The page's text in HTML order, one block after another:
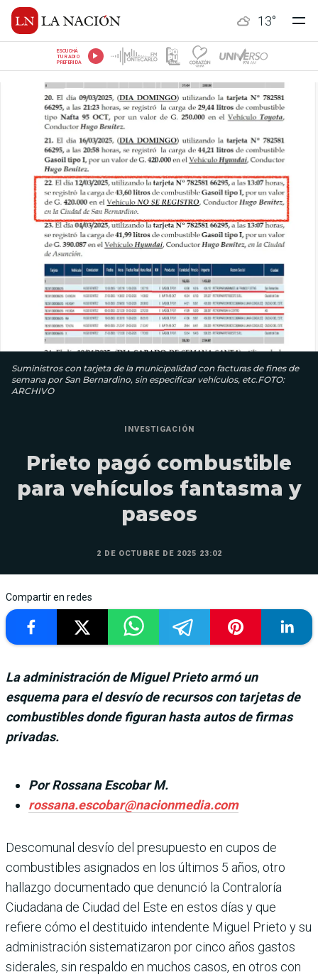
13°
ESCUCHÁ
TU RADIO
PREFERIDA
Suministros con tarjeta de la municipalidad con facturas de fines de
semana por San Bernardino, sin especificar vehículos, etc.FOTO:
ARCHIVO
INVESTIGACIÓN
Prieto pagó combustible
para vehículos fantasma y
paseos
2 DE OCTUBRE DE 2025 23:02
Compartir en redes
La administración de Miguel Prieto armó un
esquema para el desvío de recursos con tarjetas de
combustibles donde figuran hasta autos de firmas
privadas.
Por Rossana Escobar M.
rossana.escobar@nacionmedia.com
Descomunal desvío del presupuesto en cupos de
combus­tibles asignados en los últi­mos 5 años, otro
hallazgo documentado que denunció la Contraloría
Ciudadana de Ciudad del Este en estos días y que
refiere cómo el desti­tuido intendente Miguel Prieto y su
administración sistematizaron por cinco años gastos
siderales, sin respaldo en muchos casos, en otros con